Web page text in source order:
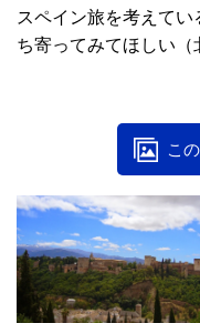
スペイン旅を考えて
ち寄ってみてほしい（
こ